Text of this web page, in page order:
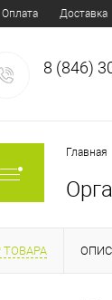
Оплата Доставка
8 (846)
Главная
ТОВАРА